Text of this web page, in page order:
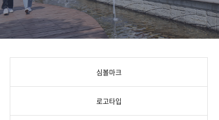
심볼마크
로고타입